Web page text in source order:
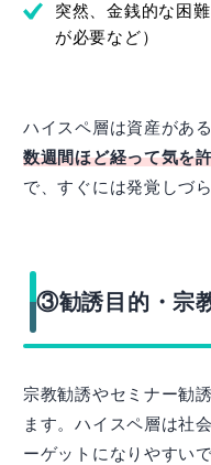
突然、金銭的な困
が必要など）
ハイスペ層は資産があ
数週間ほど経って気を
で、すぐには発覚しづ
③勧誘目的・宗
宗教勧誘やセミナー勧
ます。ハイスペ層は社
ーゲットになりやすいで